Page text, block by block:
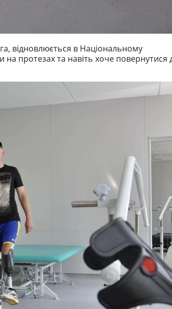
відновлюється в Національному
на протезах та навіть хоче повернутися